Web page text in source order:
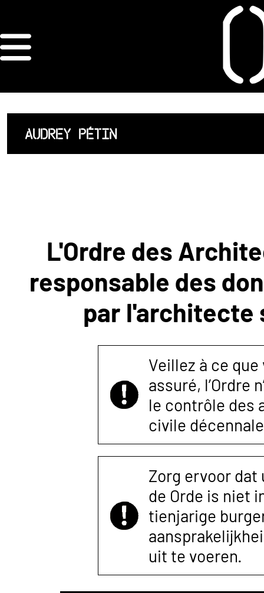
ORDRE DES
ARCHITECTES
ACCUEIL
LISTE DES
ANNEXE 4 CODT
CONTACTER
AUDREY PÉTIN
L'Ordre des
responsable des
par l'architecte
Veillez à ce
assuré, l’Ordre
le contrôle des
civile
Zorg ervoor
de Orde is niet
tienjarige
uit te voeren.